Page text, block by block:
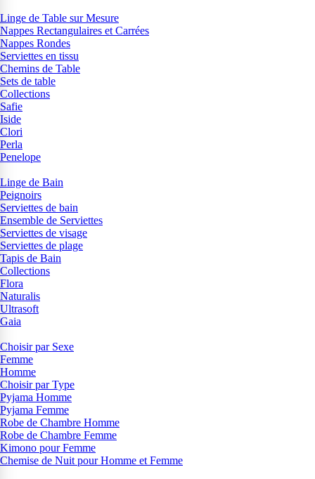
Linge de Table sur Mesure
Nappes Rectangulaires et Carrées
Nappes Rondes
Serviettes en tissu
Chemins de Table
Sets de table
Collections
Safie
Iside
Clori
Perla
Penelope
Linge de Bain
Peignoirs
Serviettes de bain
Ensemble de Serviettes
Serviettes de visage
Serviettes de plage
Tapis de Bain
Collections
Flora
Naturalis
Ultrasoft
Gaia
Choisir par Sexe
Femme
Homme
Choisir par Type
Pyjama Homme
Pyjama Femme
Robe de Chambre Homme
Robe de Chambre Femme
Kimono pour Femme
Chemise de Nuit pour Homme et Femme